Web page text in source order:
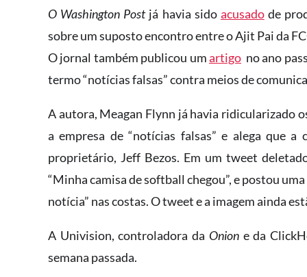
O Washington Postjá havia sido acusadode
sobre um suposto encontro entre o Ajit Pai da
O jornal também publicou umartigo no ano
termo “notícias falsas” contra meios de
A autora, Meagan Flynn já havia ridicularizado
a empresa de “notícias falsas” e alega que
proprietário, Jeff Bezos. Em um tweet
“Minha camisa de softball chegou”, e postou
notícia” nas costas. O tweet e a imagem ainda
A Univision, controladora da Onione da
semana passada.